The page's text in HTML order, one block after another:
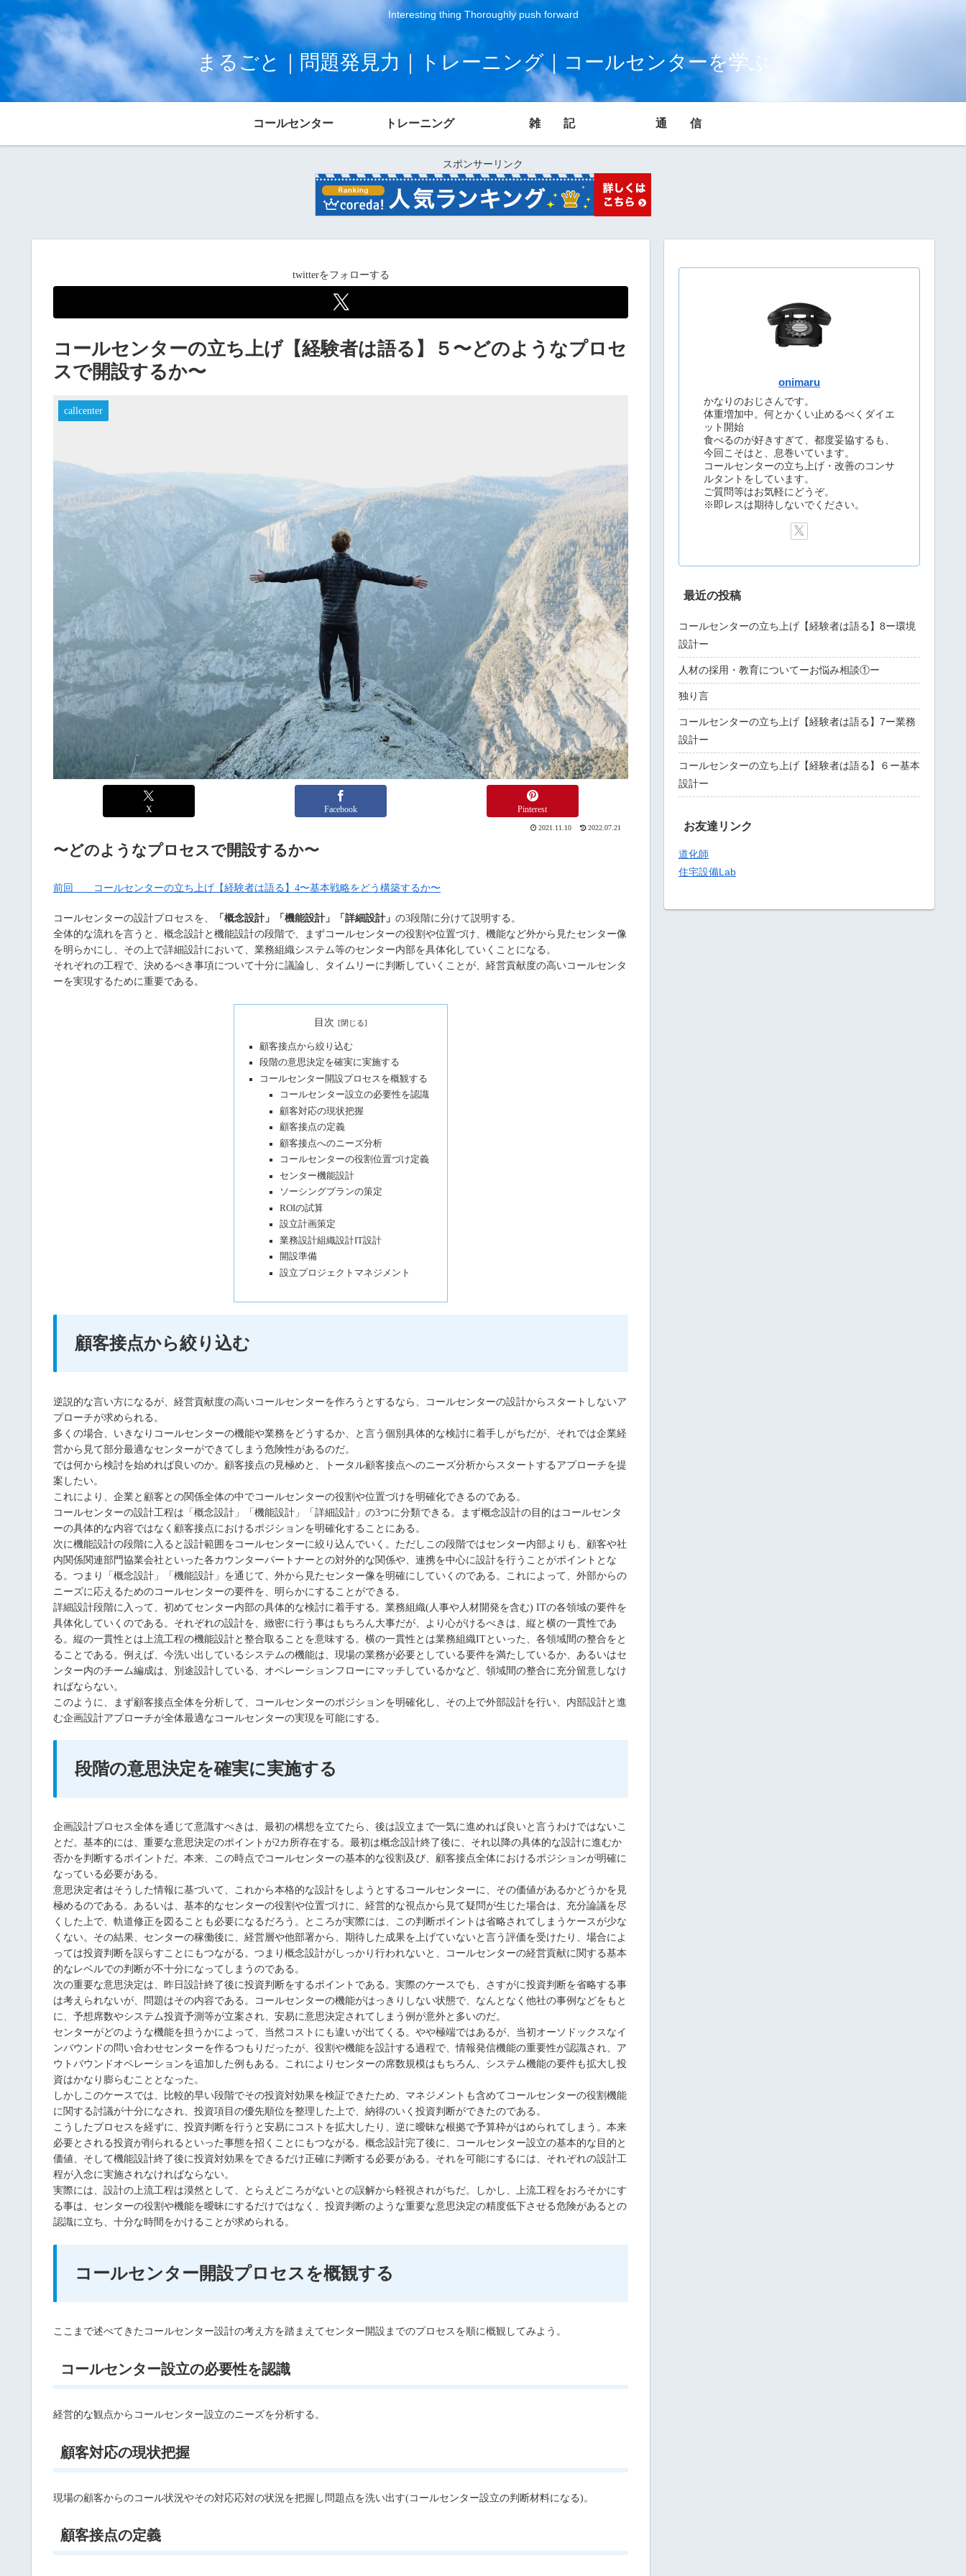
Interesting thing Thoroughly push forward
まるごと｜問題発見力｜トレーニング｜コールセンターを学ぶ
コールセンター トレーニング 雑 記 通 信
スポンサーリンク
twitterをフォローする
コールセンターの立ち上げ【経験者は語る】５〜どのようなプロセ
スで開設するか〜
callcenter
X Facebook Pinterest
2021.11.10 2022.07.21
〜どのようなプロセスで開設するか〜
前回 コールセンターの立ち上げ【経験者は語る】4〜基本戦略をどう構築するか〜
コールセンターの設計プロセスを、 「概念設計」「機能設計」「詳細設計」 の3段階に分けて説明する。
全体的な流れを言うと、概念設計と機能設計の段階で、まずコールセンターの役割や位置づけ、機能など外から見たセンター像
を明らかにし、その上で詳細設計において、業務組織システム等のセンター内部を具体化していくことになる。
それぞれの工程で、決めるべき事項について十分に議論し、タイムリーに判断していくことが、経営貢献度の高いコールセンタ
ーを実現するために重要である。
目次
顧客接点から絞り込む
段階の意思決定を確実に実施する
コールセンター開設プロセスを概観する
コールセンター設立の必要性を認識
顧客対応の現状把握
顧客接点の定義
顧客接点へのニーズ分析
コールセンターの役割位置づけ定義
センター機能設計
ソーシングプランの策定
ROIの試算
設立計画策定
業務設計組織設計IT設計
開設準備
設立プロジェクトマネジメント
顧客接点から絞り込む
逆説的な言い方になるが、経営貢献度の高いコールセンターを作ろうとするなら、コールセンターの設計からスタートしないア
プローチが求められる。
多くの場合、いきなりコールセンターの機能や業務をどうするか、と言う個別具体的な検討に着手しがちだが、それでは企業経
営から見て部分最適なセンターができてしまう危険性があるのだ。
では何から検討を始めれば良いのか。顧客接点の見極めと、トータル顧客接点へのニーズ分析からスタートするアプローチを提
案したい。
これにより、企業と顧客との関係全体の中でコールセンターの役割や位置づけを明確化できるのである。
コールセンターの設計工程は「概念設計」「機能設計」「詳細設計」の3つに分類できる。まず概念設計の目的はコールセンタ
ーの具体的な内容ではなく顧客接点におけるポジションを明確化することにある。
次に機能設計の段階に入ると設計範囲をコールセンターに絞り込んでいく。ただしこの段階ではセンター内部よりも、顧客や社
内関係関連部門協業会社といった各カウンターパートナーとの対外的な関係や、連携を中心に設計を行うことがポイントとな
る。つまり「概念設計」「機能設計」を通じて、外から見たセンター像を明確にしていくのである。これによって、外部からの
ニーズに応えるためのコールセンターの要件を、明らかにすることができる。
詳細設計段階に入って、初めてセンター内部の具体的な検討に着手する。業務組織(人事や人材開発を含む) ITの各領域の要件を
具体化していくのである。それぞれの設計を、緻密に行う事はもちろん大事だが、より心がけるべきは、縦と横の一貫性であ
る。縦の一貫性とは上流工程の機能設計と整合取ることを意味する。横の一貫性とは業務組織ITといった、各領域間の整合をと
ることである。例えば、今洗い出しているシステムの機能は、現場の業務が必要としている要件を満たしているか、あるいはセ
ンター内のチーム編成は、別途設計している、オペレーションフローにマッチしているかなど、領域間の整合に充分留意しなけ
ればならない。
このように、まず顧客接点全体を分析して、コールセンターのポジションを明確化し、その上で外部設計を行い、内部設計と進
む企画設計アプローチが全体最適なコールセンターの実現を可能にする。
段階の意思決定を確実に実施する
企画設計プロセス全体を通じて意識すべきは、最初の構想を立てたら、後は設立まで一気に進めれば良いと言うわけではないこ
とだ。基本的には、重要な意思決定のポイントが2カ所存在する。最初は概念設計終了後に、それ以降の具体的な設計に進むか
否かを判断するポイントだ。本来、この時点でコールセンターの基本的な役割及び、顧客接点全体におけるポジションが明確に
なっている必要がある。
意思決定者はそうした情報に基づいて、これから本格的な設計をしようとするコールセンターに、その価値があるかどうかを見
極めるのである。あるいは、基本的なセンターの役割や位置づけに、経営的な視点から見て疑問が生じた場合は、充分論議を尽
くした上で、軌道修正を図ることも必要になるだろう。ところが実際には、この判断ポイントは省略されてしまうケースが少な
くない。その結果、センターの稼働後に、経営層や他部署から、期待した成果を上げていないと言う評価を受けたり、場合によ
っては投資判断を誤らすことにもつながる。つまり概念設計がしっかり行われないと、コールセンターの経営貢献に関する基本
的なレベルでの判断が不十分になってしまうのである。
次の重要な意思決定は、昨日設計終了後に投資判断をするポイントである。実際のケースでも、さすがに投資判断を省略する事
は考えられないが、問題はその内容である。コールセンターの機能がはっきりしない状態で、なんとなく他社の事例などをもと
に、予想席数やシステム投資予測等が立案され、安易に意思決定されてしまう例が意外と多いのだ。
センターがどのような機能を担うかによって、当然コストにも違いが出てくる。やや極端ではあるが、当初オーソドックスなイ
ンバウンドの問い合わせセンターを作るつもりだったが、役割や機能を設計する過程で、情報発信機能の重要性が認識され、ア
ウトバウンドオペレーションを追加した例もある。これによりセンターの席数規模はもちろん、システム機能の要件も拡大し投
資はかなり膨らむこととなった。
しかしこのケースでは、比較的早い段階でその投資対効果を検証できたため、マネジメントも含めてコールセンターの役割機能
に関する討議が十分になされ、投資項目の優先順位を整理した上で、納得のいく投資判断ができたのである。
こうしたプロセスを経ずに、投資判断を行うと安易にコストを拡大したり、逆に曖昧な根拠で予算枠がはめられてしまう。本来
必要とされる投資が削られるといった事態を招くことにもつながる。概念設計完了後に、コールセンター設立の基本的な目的と
価値、そして機能設計終了後に投資対効果をできるだけ正確に判断する必要がある。それを可能にするには、それぞれの設計工
程が入念に実施されなければならない。
実際には、設計の上流工程は漠然として、とらえどころがないとの誤解から軽視されがちだ。しかし、上流工程をおろそかにす
る事は、センターの役割や機能を曖昧にするだけではなく、投資判断のような重要な意思決定の精度低下させる危険があるとの
認識に立ち、十分な時間をかけることが求められる。
コールセンター開設プロセスを概観する
ここまで述べてきたコールセンター設計の考え方を踏まえてセンター開設までのプロセスを順に概観してみよう。
コールセンター設立の必要性を認識
経営的な観点からコールセンター設立のニーズを分析する。
顧客対応の現状把握
現場の顧客からのコール状況やその対応応対の状況を把握し問題点を洗い出す(コールセンター設立の判断材料になる)。
顧客接点の定義
onimaru
かなりのおじさんです。
体重増加中。何とかくい止めるべくダイエ
ット開始
食べるのが好きすぎて、都度妥協するも、
今回こそはと、息巻いています。
コールセンターの立ち上げ・改善のコンサ
ルタントをしています。
ご質問等はお気軽にどうぞ。
※即レスは期待しないでください。
最近の投稿
コールセンターの立ち上げ【経験者は語る】8ー環境
設計ー
人材の採用・教育についてーお悩み相談①ー
独り言
コールセンターの立ち上げ【経験者は語る】7ー業務
設計ー
コールセンターの立ち上げ【経験者は語る】６ー基本
設計ー
お友達リンク
道化師
住宅設備Lab